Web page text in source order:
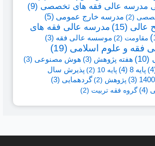
مدرسه عالی فقه های تخصصی (9)
(2) مدرسه خارج عمومی (5)
عالی (15)
مدرسه عالی فقه های
مقاومت (2) موسسه عالی فقه (3)
فقه و علوم اسلامی (19)
(10) هفته پژوهش (3) هوش مصنوعی (3)
پایه 8 (4) پایه 10 (2)
پذیرش سال
(3) پژوهش (2) گردهمایی (3)
(4) گروه فقه تربیت (2)